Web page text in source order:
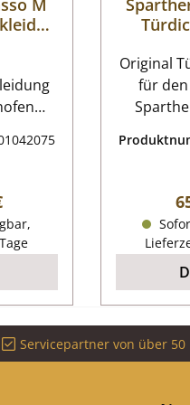
M
(375 x
hinten
186
Preis:
Original
für
Türdichtung
Meter
Servicepartner von über